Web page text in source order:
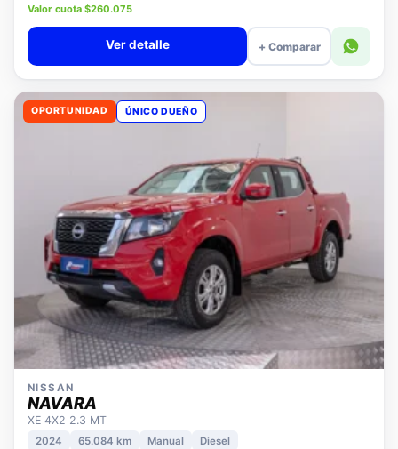
Precio lista $11.180.000
Valor cuota $260.075
+ Comparar
OPORTUNIDAD
NISSAN
NAVARA
XE 4X2 2.3 MT